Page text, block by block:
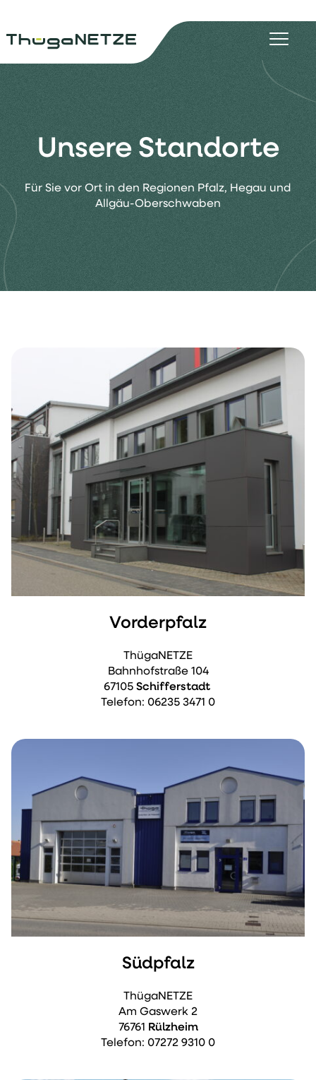
Unsere Standorte
Für Sie vor Ort in den Regionen Pfalz, Hegau und
Allgäu-Oberschwaben
Vorderpfalz
ThügaNETZE
Bahnhofstraße 104
67105 Schifferstadt
Telefon: 06235 3471 0
Südpfalz
ThügaNETZE
Am Gaswerk 2
76761 Rülzheim
Telefon: 07272 9310 0